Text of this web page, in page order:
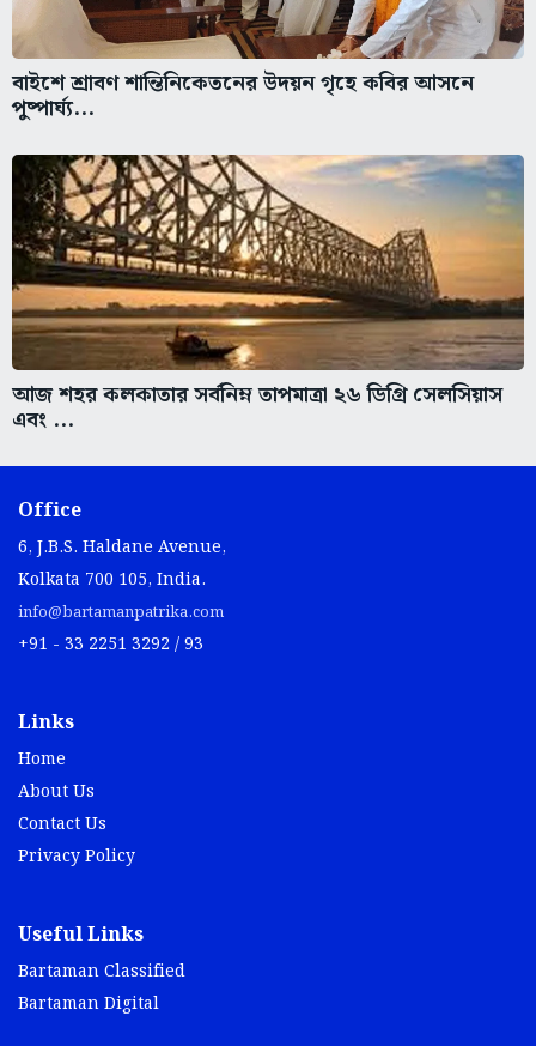
বাইশে শ্রাবণ শান্তিনিকেতনের উদয়ন গৃহে কবির আসনে
পুষ্পার্ঘ্য...
আজ শহর কলকাতার সর্বনিম্ন তাপমাত্রা ২৬ ডিগ্রি সেলসিয়াস
এবং ...
Office
6, J.B.S. Haldane Avenue,
Kolkata 700 105, India.
info@bartamanpatrika.com
+91 - 33 2251 3292 / 93
Links
Home
About Us
Contact Us
Privacy Policy
Useful Links
Bartaman Classified
Bartaman Digital